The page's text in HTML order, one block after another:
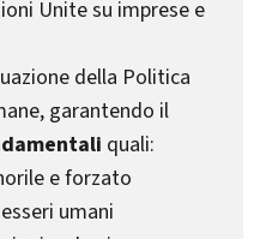
Unite su imprese e
della Politica
garantendo il
quali:
e forzato
umani